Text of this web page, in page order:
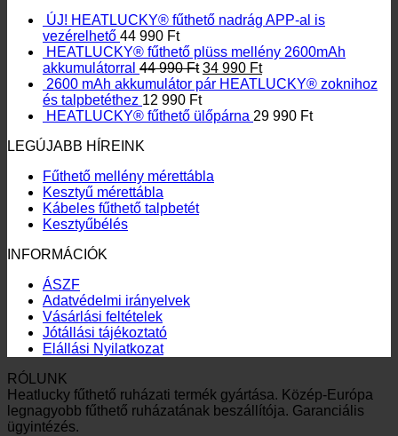
ÚJ! HEATLUCKY® fűthető nadrág APP-al is
vezérelhető 44 990 Ft
HEATLUCKY® fűthető plüss mellény 2600mAh
akkumulátorral 44 990Ft Original
price
was:
44
34 990 FtCurrent
price
34
2600 mAh akkumulátor pár HEATLUCKY® zoknihoz
és talpbetéthez 12 990 Ft
HEATLUCKY® fűthető ülőpárna 29 990 Ft
LEGÚJABB HÍREINK
Fűthető mellény mérettábla
Kesztyű mérettábla
Kábeles fűthető talpbetét
Kesztyűbélés
INFORMÁCIÓK
ÁSZF
Adatvédelmi irányelvek
Vásárlási feltételek
Jótállási tájékoztató
Elállási Nyilatkozat
RÓLUNK
Heatlucky fűthető ruházati termék gyártása. Közép-Európa
legnagyobb fűthető ruházatának beszállítója. Garanciális
ügyintézés.